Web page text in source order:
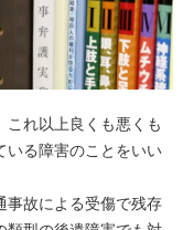
れ以上良くも悪くも
いる障害のことをいい
事故による受傷で残存